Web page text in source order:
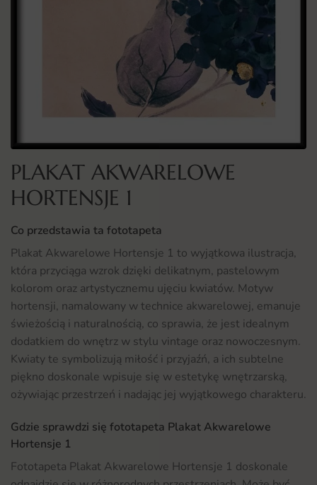
PLAKAT AKWARELOWE
HORTENSJE 1
Co przedstawia ta fototapeta
Plakat Akwarelowe Hortensje 1 to wyjątkowa ilustracja,
która przyciąga wzrok dzięki delikatnym, pastelowym
kolorom oraz artystycznemu ujęciu kwiatów. Motyw
hortensji, namalowany w technice akwarelowej, emanuje
świeżością i naturalnością, co sprawia, że jest idealnym
dodatkiem do wnętrz w stylu vintage oraz nowoczesnym.
Kwiaty te symbolizują miłość i przyjaźń, a ich subtelne
piękno doskonale wpisuje się w estetykę wnętrzarską,
ożywiając przestrzeń i nadając jej wyjątkowego charakteru.
Gdzie sprawdzi się fototapeta Plakat Akwarelowe
Hortensje 1
Fototapeta Plakat Akwarelowe Hortensje 1 doskonale